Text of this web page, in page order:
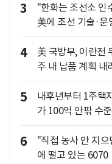
3
"한화는 조선소
美에 조선 기술·운
4
美 국방부, 이란전
주 내 납품 계획 내
5
내후년부터 1주택
가 100억 안팎 수
6
"직접 농사 안 지
에 떨고 있는 6070